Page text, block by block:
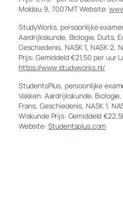
Moldau 9, 7007MT Website:
StudyWorks, persoonlijke
Aardrijkskunde, Biologie, Duits,
Geschiedenis, NASK 1, NASK 2,
Prijs: Gemiddeld €21,50 per uur
https://www.studyworks.nl/
StudentsPlus, persoonlijke
Vakken: Aardrijkskunde,
Frans, Geschiedenis, NASK 1,
Wiskunde Prijs: Gemiddeld
Website: Studentsplus.com